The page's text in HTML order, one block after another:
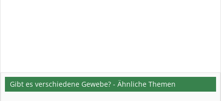
Gibt es verschiedene Gewebe? - Ähnliche Themen